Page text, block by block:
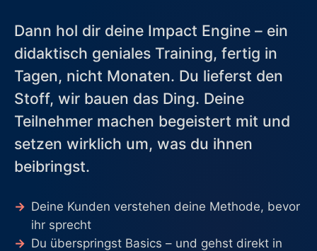
Dann hol dir deine Impact Engine – ein
didaktisch geniales Training, fertig in
Tagen, nicht Monaten. Du lieferst den
Stoff, wir bauen das Ding. Deine
Teilnehmer machen begeistert mit und
setzen wirklich um, was du ihnen
beibringst.
→ Deine Kunden verstehen deine Methode, bevor
ihr sprecht
→ Du überspringst Basics – und gehst direkt in